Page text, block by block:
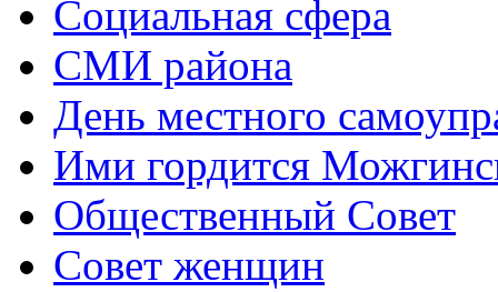
Социальная сфера
СМИ района
День местного
Ими гордится
Общественный Совет
Совет женщин